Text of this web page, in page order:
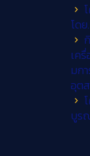
โด
เค
มก
อุต
บูร